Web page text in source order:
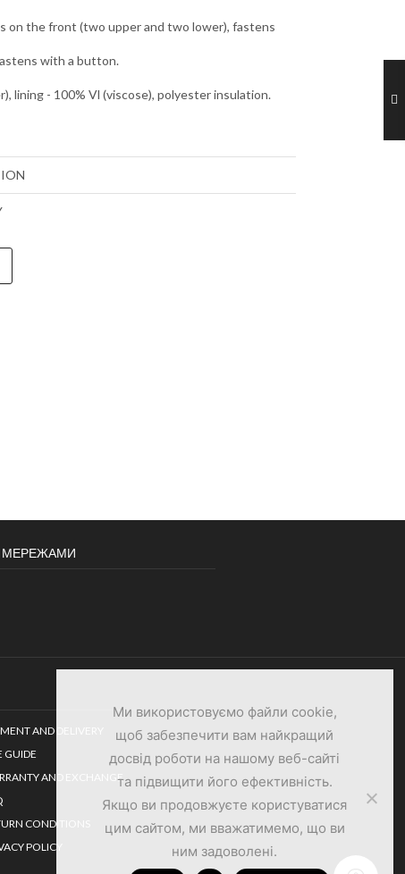
on the front (two upper and two lower), fastens
with a button.
lining - 100% Vl ​​(viscose), polyester insulation.
МЕРЕЖАМИ
AND DELIVERY
GUIDE
AND EXCHANGE
CONDITIONS
POLICY
Ми використовуємо файли cookie,
щоб забезпечити вам найкращий
досвід роботи на нашому веб-сайті
та підвищити його ефективність.
Якщо ви продовжуєте користуватися
цим сайтом, ми вважатимемо, що ви
ним задоволені.